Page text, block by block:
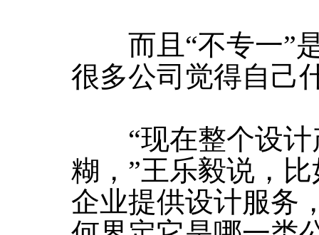
而且“不专一”是
很多公司觉得自己
“现在整个设计
糊，”王乐毅说，
企业提供设计服务